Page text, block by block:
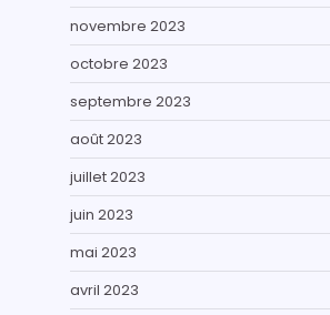
novembre 2023
octobre 2023
septembre 2023
août 2023
juillet 2023
juin 2023
mai 2023
avril 2023